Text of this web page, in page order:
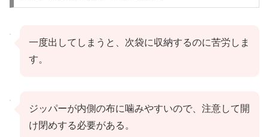
一度出してしまうと、次袋に収納するのに苦労しま
す。
ジッパーが内側の布に噛みやすいので、注意して開
け閉めする必要がある。